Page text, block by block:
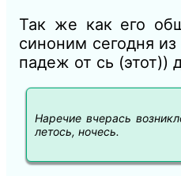
Так же как его
синоним сегодня
падеж от сь (этот))
Наречие вчерась
летось, ночесь.